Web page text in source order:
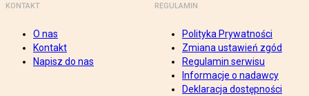
KONTAKT
O nas
Kontakt
Napisz do nas
REGULAMIN
Polityka Prywatności
Zmiana ustawień zgód
Regulamin serwisu
Informacje o nadawcy
Deklaracja dostępności